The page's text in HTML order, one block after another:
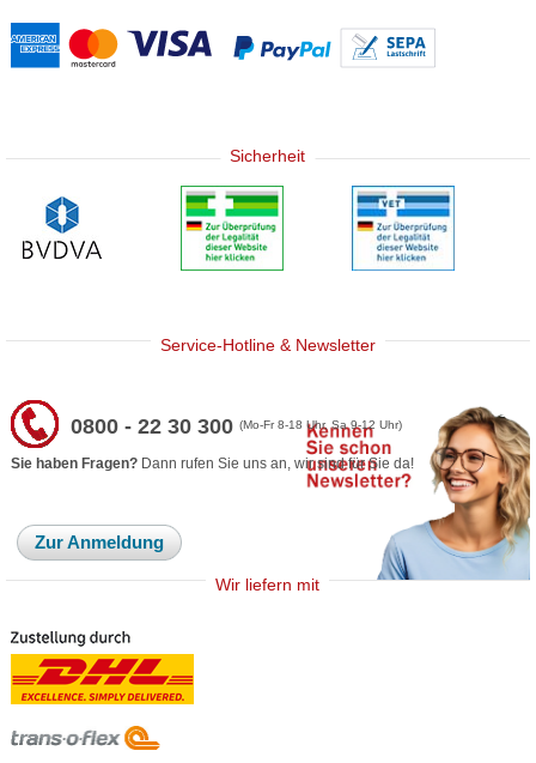
Sicherheit
Service-Hotline & Newsletter
0800 - 22 30 300(Mo-Fr 8-18 Uhr, Sa 9-12 Uhr)
Sie haben Fragen? Dann rufen Sie uns an, wir sind für Sie da!
Zur Anmeldung
Wir liefern mit